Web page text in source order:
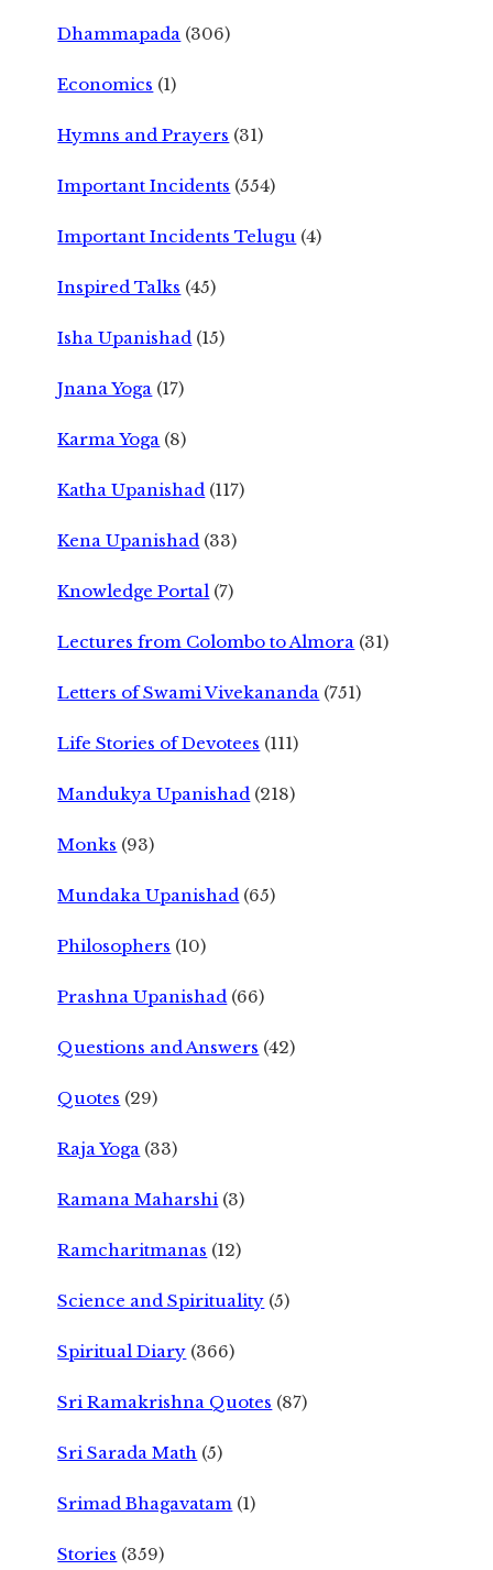
Dhammapada (306)
Economics (1)
Hymns and Prayers (31)
Important Incidents (554)
Important Incidents Telugu (4)
Inspired Talks (45)
Isha Upanishad (15)
Jnana Yoga (17)
Karma Yoga (8)
Katha Upanishad (117)
Kena Upanishad (33)
Knowledge Portal (7)
Lectures from Colombo to Almora (31)
Letters of Swami Vivekananda (751)
Life Stories of Devotees (111)
Mandukya Upanishad (218)
Monks (93)
Mundaka Upanishad (65)
Philosophers (10)
Prashna Upanishad (66)
Questions and Answers (42)
Quotes (29)
Raja Yoga (33)
Ramana Maharshi (3)
Ramcharitmanas (12)
Science and Spirituality (5)
Spiritual Diary (366)
Sri Ramakrishna Quotes (87)
Sri Sarada Math (5)
Srimad Bhagavatam (1)
Stories (359)